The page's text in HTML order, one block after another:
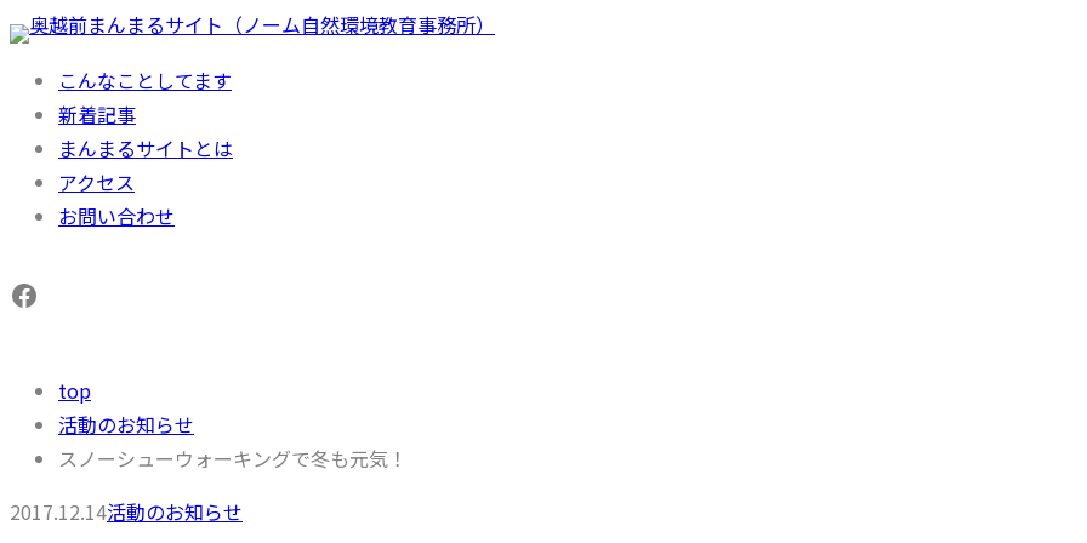
内
こんなことしてます
新着記事
まんまるサイトとは
アクセス
お問い合わせ
Facebook
top
活動のお知らせ
スノーシューウォーキングで冬も元気！
2017.12.14活動のお知らせ